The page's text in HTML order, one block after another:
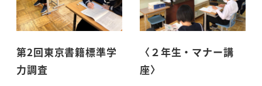
第2回東京書籍標準学
力調査
〈２年生・マナー講
座〉